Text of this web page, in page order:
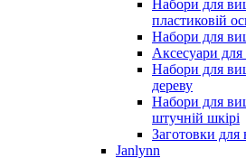
Набори для
пластиковій
Набори для
Аксесуари для
Набори для
дереву
Набори для
штучній шкірі
Заготовки
Janlynn